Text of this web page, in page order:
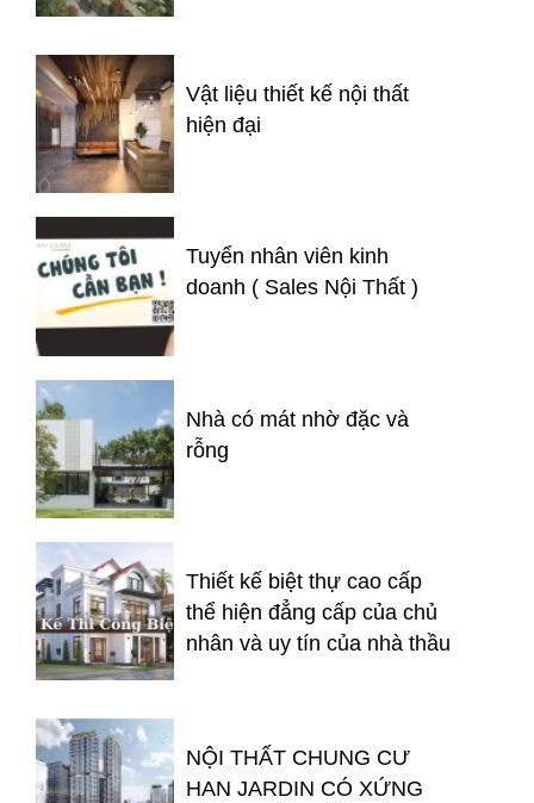
Vật liệu thiết kế nội thất
hiện đại
Tuyển nhân viên kinh
doanh ( Sales Nội Thất )
Nhà có mát nhờ đặc và
rỗng
Thiết kế biệt thự cao cấp
thể hiện đẳng cấp của chủ
nhân và uy tín của nhà thầu
NỘI THẤT CHUNG CƯ
HAN JARDIN CÓ XỨNG